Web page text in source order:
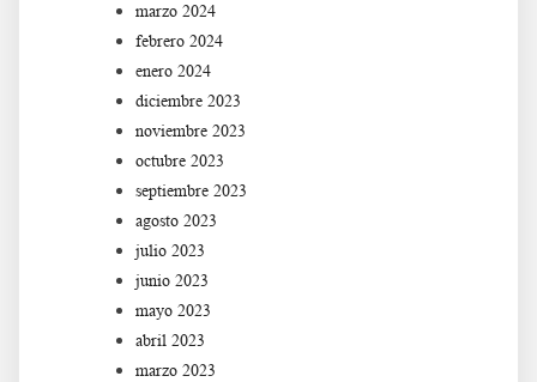
marzo 2024
febrero 2024
enero 2024
diciembre 2023
noviembre 2023
octubre 2023
septiembre 2023
agosto 2023
julio 2023
junio 2023
mayo 2023
abril 2023
marzo 2023